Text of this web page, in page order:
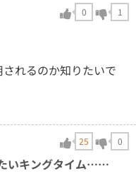
0 1
れるのか知りたいで
25 0
いキングタイム……